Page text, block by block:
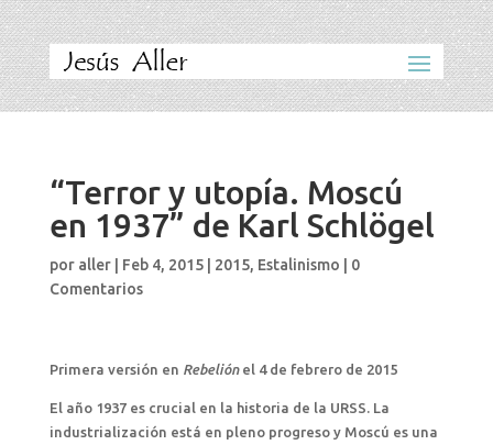
“Terror y utopía. Moscú
en 1937” de Karl Schlögel
por aller| Feb 4, 2015| 2015, Estalinismo
0
Comentarios
Primera versión en Rebeliónel 4 de febrero de 2015
El año 1937 es crucial en la historia de la URSS. La
industrialización está en pleno progreso y Moscú es una